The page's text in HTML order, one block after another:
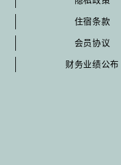
住宿条款
会员协议
财务业绩公布